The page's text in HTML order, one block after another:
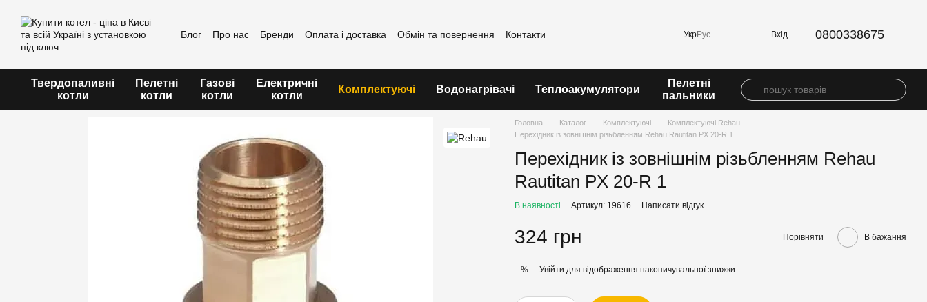
Блог Про нас Бренди Оплата і доставка Обмін та повернення
Контакти
УкрРус Вхід 0800338675
Твердопаливні
котли
Пелетні
котли
Газові
котли
Електричні
котли
Комплектуючі Водонагрівачі Теплоакумулятори
Пелетні
пальники
Головна Каталог Комплектуючі
Комплектуючі Rehau
Перехідник із зовнішнім різьбленням Rehau Rautitan PX 20-R 1
Перехідник із зовнішнім різьбленням Rehau
Rautitan PX 20-R 1
В наявності Артикул: 19616 Написати відгук
324 грн Порівняти В бажання
% Увійти для відображення накопичувальної знижки